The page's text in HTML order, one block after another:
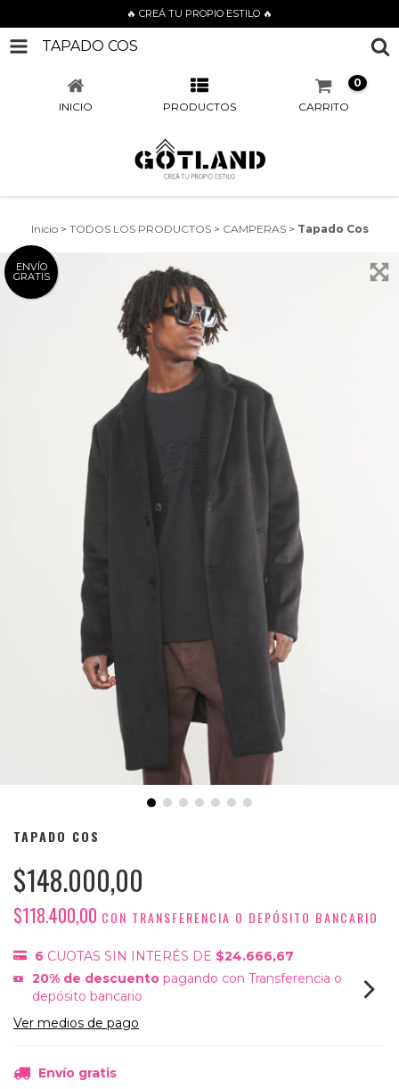
🔥 CREÁ TU PROPIO ESTILO 🔥
TAPADO COS
INICIO PRODUCTOS CARRITO
0
Inicio > TODOS LOS PRODUCTOS > CAMPERAS > Tapado Cos
ENVÍO
GRATIS
TAPADO COS
$148.000,00
$118.400,00 CON TRANSFERENCIA O DEPÓSITO BANCARIO
6 CUOTAS SIN INTERÉS DE $24.666,67
20% de descuento pagando con Transferencia o
depósito bancario
Ver medios de pago
Envío gratis